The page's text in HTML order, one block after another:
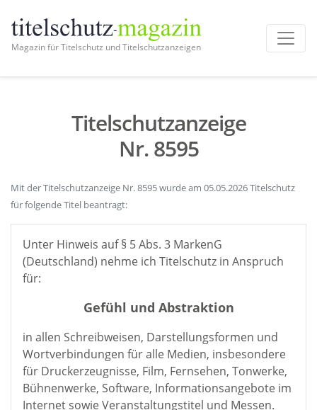
Magazin für Titelschutz und Titelschutzanzeigen
Titelschutzanzeige
Nr. 8595
Mit der Titelschutzanzeige Nr. 8595 wurde am 05.05.2026 Titelschutz
für folgende Titel beantragt:
Unter Hinweis auf § 5 Abs. 3 MarkenG
(Deutschland) nehme ich Titelschutz in Anspruch
für:
Gefühl und Abstraktion
in allen Schreibweisen, Darstellungsformen und
Wortverbindungen für alle Medien, insbesondere
für Druckerzeugnisse, Film, Fernsehen, Tonwerke,
Bühnenwerke, Software, Informationsangebote im
Internet sowie Veranstaltungstitel und Messen.